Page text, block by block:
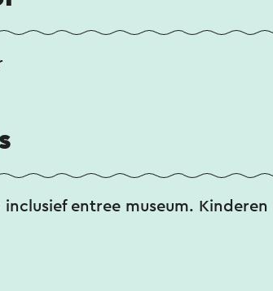
inclusief entree museum.